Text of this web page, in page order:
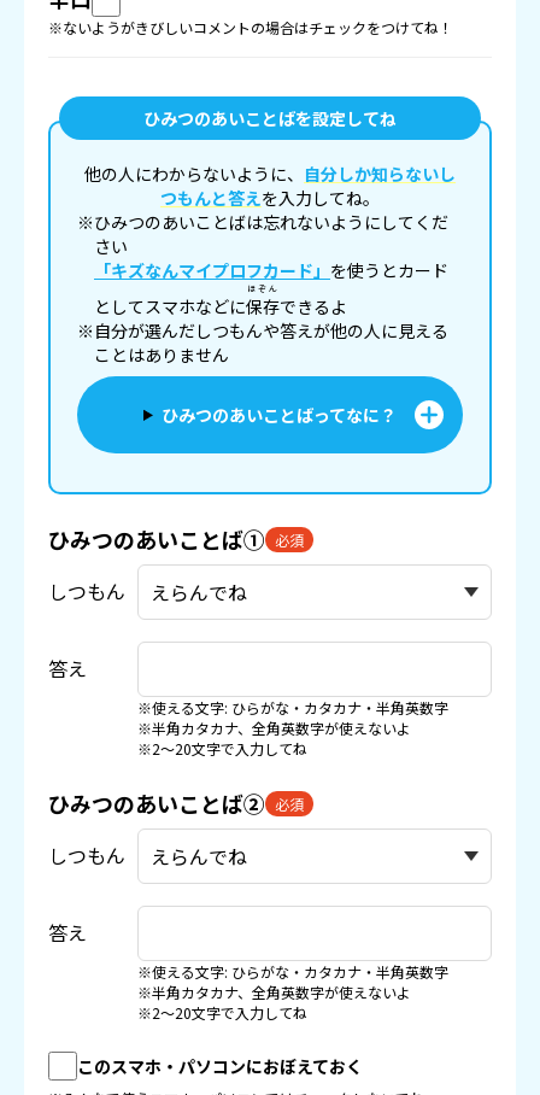
※ないようがきびしいコメントの場合はチェックをつけてね！
ひみつのあいことばを設定してね
他の人にわからないように、 自分しか知らないし
つもんと答えを入力してね。
※ひみつのあいことばは忘れないようにしてくだ
さい
「キズなんマイプロフカード」 を使うとカード
としてスマホなどに保存
ほぞん
できるよ
※自分が選んだしつもんや答えが他の人に見える
ことはありません
ひみつのあいことばってなに？
ひみつのあいことば① 必須
しつもん
答え
※使える文字: ひらがな・カタカナ・半角英数字
※半角カタカナ、全角英数字が使えないよ
※2〜20文字で入力してね
ひみつのあいことば② 必須
しつもん
答え
※使える文字: ひらがな・カタカナ・半角英数字
※半角カタカナ、全角英数字が使えないよ
※2〜20文字で入力してね
このスマホ・パソコンにおぼえておく